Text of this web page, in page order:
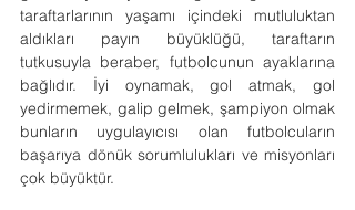
taraftarlarının yaşamı içindeki mutluluktan
aldıkları payın büyüklüğü, taraftarın
tutkusuyla beraber, futbolcunun ayaklarına
bağlıdır. İyi oynamak, gol atmak, gol
yedirmemek, galip gelmek, şampiyon olmak
bunların uygulayıcısı olan futbolcuların
başarıya dönük sorumlulukları ve misyonları
çok büyüktür.